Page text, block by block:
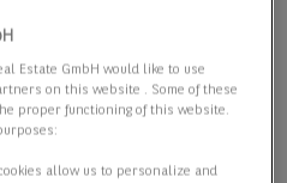
Estate GmbH would like to use
on this website . Some of these
proper functioning of this website.
allow us to personalize and